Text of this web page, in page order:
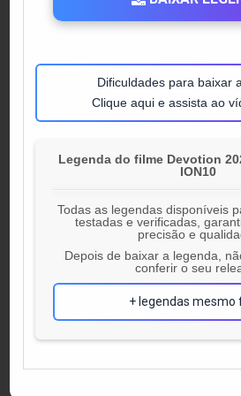
Dificuldades para baixar
Clique aqui e assista ao
Legenda do filme Devotion
ION10
Todas as legendas disponíveis
testadas e verificadas,
precisão e
Depois de baixar a legenda,
conferir o seu
+ legendas mesmo